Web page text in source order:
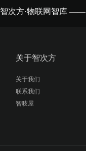
智次方·物联网智库 ——
关于智次方
关于我们
联系我们
智吱屋